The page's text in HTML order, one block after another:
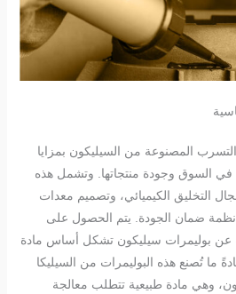
المصنوعة من السيليكون بمزايا
في السوق وجودة منتجاتها. وتشمل هذه
التخليق الكيميائي، وتصميم معدات
ضمان الجودة. يتم الحصول على
عن بوليمرات سيليكون تشكل أساس مادة
ما تُصنع هذه البوليمرات من السيليكا
وهي مادة طبيعية تتطلب معالجة